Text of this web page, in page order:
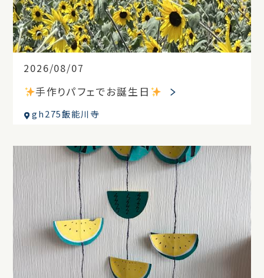
2026/08/07
手作りパフェでお誕生日
gh275飯能川寺